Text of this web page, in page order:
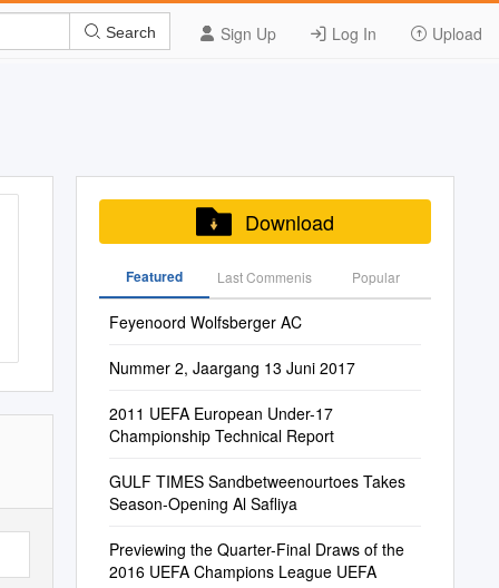
Sign Up Log In Upload
Search
Download
Featured Last Commenis Popular
Feyenoord Wolfsberger AC
Nummer 2, Jaargang 13 Juni 2017
2011 UEFA European Under-17
Championship Technical Report
GULF TIMES Sandbetweenourtoes Takes
Season-Opening Al Safliya
Previewing the Quarter-Final Draws of the
2016 UEFA Champions League UEFA